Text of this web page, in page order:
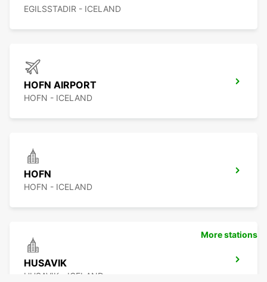
EGILSSTADIR - ICELAND
HOFN AIRPORT
HOFN - ICELAND
HOFN
HOFN - ICELAND
HUSAVIK
HUSAVIK - ICELAND
More stations